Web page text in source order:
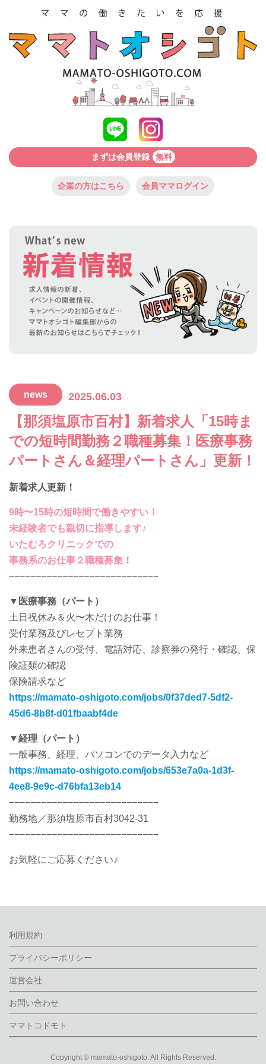
まずは会員登録 無料
企業の方はこちら 会員ママログイン
news 2025.06.03
【那須塩原市百村】新着求人「15時ま
での短時間勤務２職種募集！医療事務
パートさん＆経理パートさん」更新！
新着求人更新！
9時〜15時の短時間で働きやすい！
未経験者でも親切に指導します♪
いたむろクリニックでの
事務系のお仕事２職種募集！
−−−−−−−−−−−−−−−−−−−−−−−−−−−−
▼医療事務（パート）
土日祝休み＆火〜木だけのお仕事！
受付業務及びレセプト業務
外来患者さんの受付、電話対応、診察券の発行・確認、保
険証類の確認
保険請求など
https://mamato-oshigoto.com/jobs/0f37ded7-5df2-
45d6-8b8f-d01fbaabf4de
▼経理（パート）
一般事務、経理、パソコンでのデータ入力など
https://mamato-oshigoto.com/jobs/653e7a0a-1d3f-
4ee8-9e9c-d76bfa13eb14
−−−−−−−−−−−−−−−−−−−−−−−−−−−−
勤務地／那須塩原市百村3042-31
−−−−−−−−−−−−−−−−−−−−−−−−−−−−
お気軽にご応募ください♪
利用規約
プライバシーポリシー
運営会社
お問い合わせ
ママトコドモト
Copyright © mamato-oshigoto. All Rights Reserved.